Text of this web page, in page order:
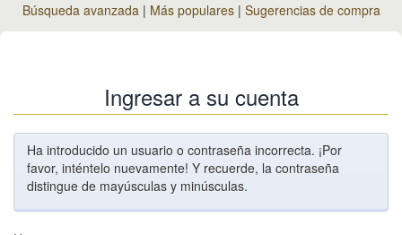
Búsqueda avanzada Más populares Sugerencias de compra
Ingresar a su cuenta
Ha introducido un usuario o contraseña incorrecta. ¡Por
favor, inténtelo nuevamente! Y recuerde, la contraseña
distingue de mayúsculas y minúsculas.